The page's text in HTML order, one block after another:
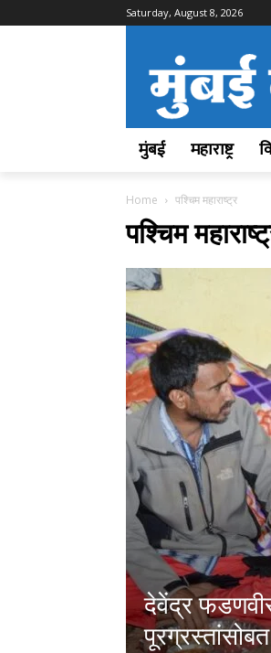
Saturday, August 8, 2026
मुंबई महाराष्ट्र
Home पश्चिम महाराष्ट्र
पश्चिम
देवेंद्र